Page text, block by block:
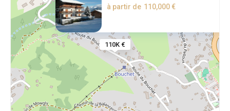
110K €
à partir de 110,000 €